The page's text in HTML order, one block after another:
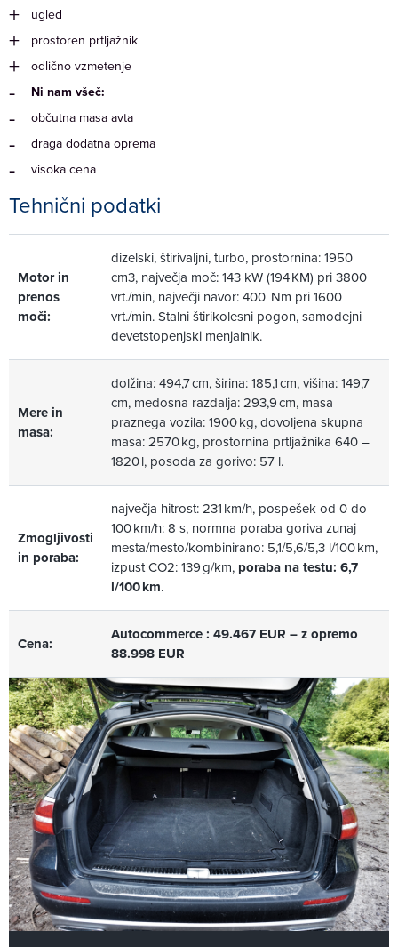
ugled
prostoren prtljažnik
odlično vzmetenje
Ni nam všeč:
občutna masa avta
draga dodatna oprema
visoka cena
Tehnični podatki
Motor in
prenos
moči:
dizelski, štirivaljni, turbo, prostornina: 1950
cm3, največja moč: 143 kW (194 KM) pri 3800
vrt./min, največji navor: 400 Nm pri 1600
vrt./min. Stalni štirikolesni pogon, samodejni
devetstopenjski menjalnik.
Mere in
masa:
dolžina: 494,7 cm, širina: 185,1 cm, višina: 149,7
cm, medosna razdalja: 293,9 cm, masa
praznega vozila: 1900 kg, dovoljena skupna
masa: 2570 kg, prostornina prtljažnika 640 –
1820 l, posoda za gorivo: 57 l.
Zmogljivosti
in poraba:
največja hitrost: 231 km/h, pospešek od 0 do
100 km/h: 8 s, normna poraba goriva zunaj
mesta/mesto/kombinirano: 5,1/5,6/5,3 l/100 km,
izpust CO2: 139 g/km, poraba na testu: 6,7
l/100 km.
Cena:
Autocommerce : 49.467 EUR – z opremo
88.998 EUR